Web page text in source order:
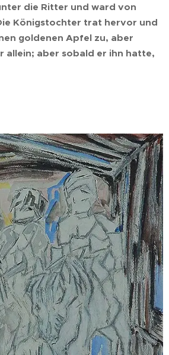
die Ritter und ward von
Königstochter trat hervor und
goldenen Apfel zu, aber
allein; aber sobald er ihn hatte,